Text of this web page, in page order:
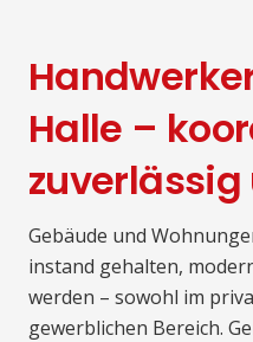
Halle –
Gebäude und
instand gehalten,
werden – sowohl im
gewerblichen Bereich.